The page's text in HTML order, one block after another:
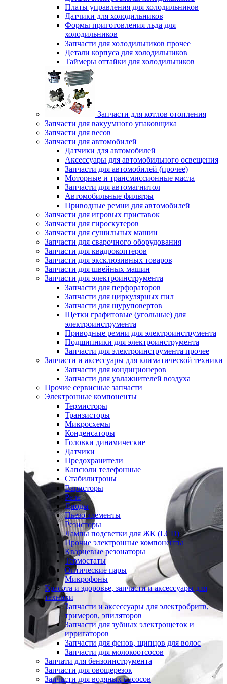
Платы управления для холодильников
Датчики для холодильников
Формы приготовления льда для
холодильников
Запчасти для холодильников прочее
Детали корпуса для холодильников
Таймеры оттайки для холодильников
Запчасти для котлов отопления
Запчасти для вакуумного упаковщика
Запчасти для весов
Запчасти для автомобилей
Датчики для автомобилей
Аксессуары для автомобильного освещения
Запчасти для автомобилей (прочее)
Моторные и трансмиссионные масла
Запчасти для автомагнитол
Автомобильные фильтры
Приводные ремни для автомобилей
Запчасти для игровых приставок
Запчасти для гироскутеров
Запчасти для сушильных машин
Запчасти для сварочного оборудования
Запчасти для квадрокоптеров
Запчасти для эксклюзивных товаров
Запчасти для швейных машин
Запчасти для электроинструмента
Запчасти для перфораторов
Запчасти для циркулярных пил
Запчасти для шуруповертов
Щетки графитовые (угольные) для
электроинструмента
Приводные ремни для электроинструмента
Подшипники для электроинструмента
Запчасти для электроинструмента прочее
Запчасти и аксессуары для климатической техники
Запчасти для кондиционеров
Запчасти для увлажнителей воздуха
Прочие сервисные запчасти
Электронные компоненты
Термисторы
Транзисторы
Микросхемы
Конденсаторы
Головки динамические
Датчики
Предохранители
Капсюли телефонные
Стабилитроны
Варисторы
Реле
Диоды
Пьезо элементы
Резисторы
Лампы подсветки для ЖК (LCD)
Прочие электронные компоненты
Кварцевые резонаторы
Термостаты
Оптические пары
Микрофоны
Красота и здоровье, запчасти и аксессуары для
техники
Запчасти и аксессуары для электробритв,
тримеров, эпиляторов
Запчасти для зубных электрощеток и
ирригаторов
Запчасти для фенов, щипцов для волос
Запчасти для молокоотсосов
Запчати для бензоинструмента
Запчасти для овощерезок
Запчасти для водяных насосов